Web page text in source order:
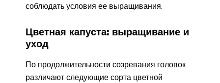
соблюдать условия ее выращивания.
Цветная капуста: выращивание и
уход
По продолжительности созревания головок
различают следующие сорта цветной